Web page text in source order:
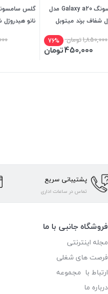
گلس سامسونگ Galaxy a20 مدل
شفاف برند میتوبل
1,850,000تومان 76%
450,000تومان
نانو
پشتیبانی سریع
تماس در ساعات اداری
فروشگاه جانبی با ما
مجله اینترنتی
فرصت های شغلی
ارتباط با مجموعه
درباره ما